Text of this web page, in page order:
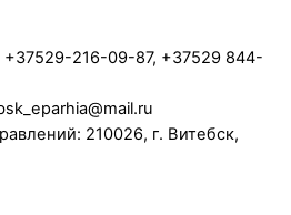
216-09-87, +37529 844-
210026, г. Витебск,